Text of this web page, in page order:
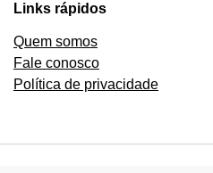
Links rápidos
Quem somos
Fale conosco
Política de privacidade